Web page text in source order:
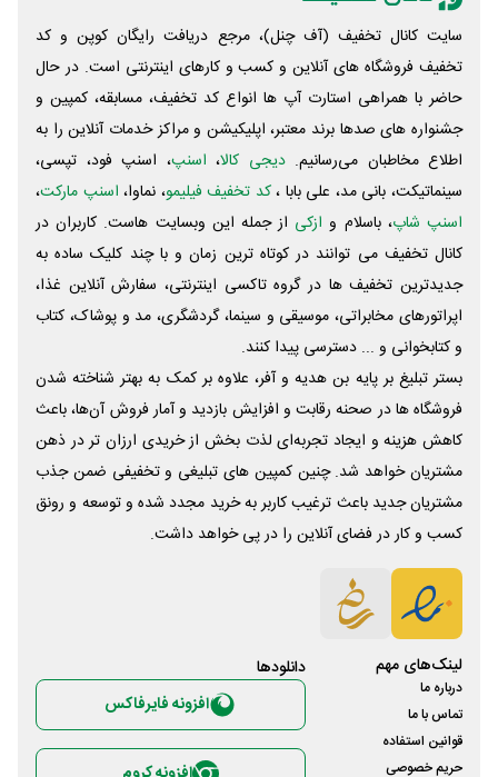
سایت کانال تخفیف (آف چنل)، مرجع دریافت رایگان کوپن و کد
تخفیف فروشگاه های آنلاین و کسب و‌ کارهای اینترنتی است. در حال
حاضر با همراهی استارت آپ ها انواع کد تخفیف، مسابقه، کمپین و
جشنواره های صدها برند معتبر، اپلیکیشن و مراکز خدمات آنلاین را به
اطلاع مخاطبان می‌رسانیم. دیجی کالا، اسنپ، اسنپ فود، تپسی،
سینماتیکت، بانی مد، علی‌ بابا ،کد تخفیف فیلیمو، نماوا، اسنپ مارکت،
اسنپ شاپ، باسلام و ازکی از جمله این وبسایت ‌هاست. کاربران در
کانال تخفیف می توانند در کوتاه ترین زمان و با چند کلیک ساده به
جدیدترین تخفیف ها در گروه تاکسی اینترنتی، سفارش آنلاین غذا،
اپراتورهای مخابراتی، موسیقی و سینما، گردشگری، مد و پوشاک، کتاب
و کتابخوانی و ... دسترسی پیدا کنند.
بستر تبلیغ بر پایه بن هدیه و آفر، علاوه بر کمک به بهتر شناخته شدن
فروشگاه ها در صحنه رقابت و افزایش بازدید و آمار فروش آن‌ها، باعث
کاهش هزینه و ایجاد تجربه‌ای لذت بخش از خریدی ارزان تر در ذهن
مشتریان خواهد شد. چنین کمپین های تبلیغی و تخفیفی ضمن جذب
مشتریان جدید باعث ترغیب کاربر به خرید مجدد شده و توسعه و رونق
کسب و کار در فضای آنلاین را در پی خواهد داشت.
لینک‌های مهم
درباره ما
تماس با ما
قوانین استفاده
حریم خصوصی
دانلود‌ها
افزونه فایرفاکس